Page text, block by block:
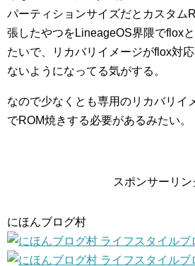
パーティションサイズだとカスタム
張したやつをLineageOS界隈でflox
たいで、リカバリイメージがflox対
ないようになってる気がする。
なので少なくとも専用のリカバリイ
でROM焼きする必要があるみたい。
スポンサーリン
にほんブログ村